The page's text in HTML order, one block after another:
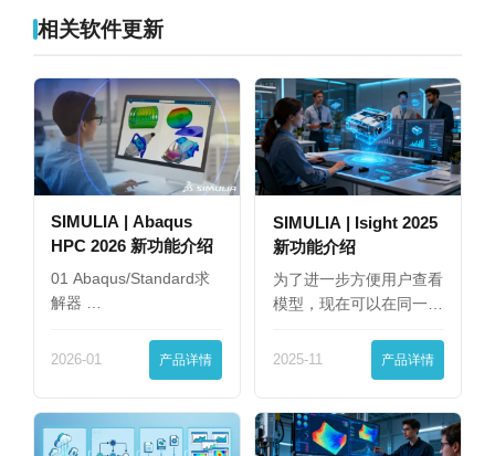
相关软件更新
SIMULIA | Abaqus
HPC 2026 新功能介绍
01 Abaqus/Standard求
解器 …
2026-01 产品详情
SIMULIA | Isight 2025
新功能介绍
为了进一步方便用户查看
模型，现在可以在同一
2025-11 产品详情